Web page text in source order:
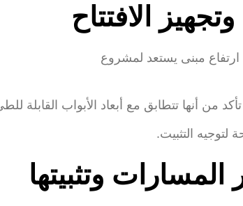
من أنها تتطابق مع أبعاد الأبواب القابلة للطي.
التثبيت.